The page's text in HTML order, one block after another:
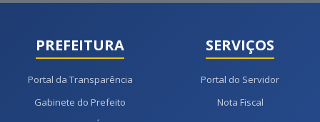
PREFEITURA
Portal da Transparência
Gabinete do Prefeito
SERVIÇOS
Portal do Servidor
Nota Fiscal